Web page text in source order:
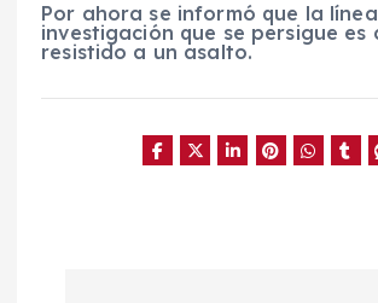
Por ahora se informó que la
investigación que se persigue es
resistido a un asalto.